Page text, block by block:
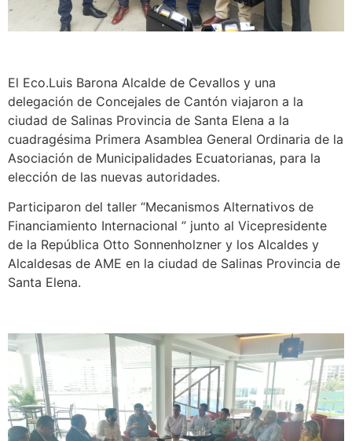
El Eco.Luis Barona Alcalde de Cevallos y una
delegación de Concejales de Cantón viajaron a la
ciudad de Salinas Provincia de Santa Elena a la
cuadragésima Primera Asamblea General Ordinaria de la
Asociación de Municipalidades Ecuatorianas, para la
elección de las nuevas autoridades.
Participaron del taller “Mecanismos Alternativos de
Financiamiento Internacional ” junto al Vicepresidente
de la República Otto Sonnenholzner y los Alcaldes y
Alcaldesas de AME en la ciudad de Salinas Provincia de
Santa Elena.